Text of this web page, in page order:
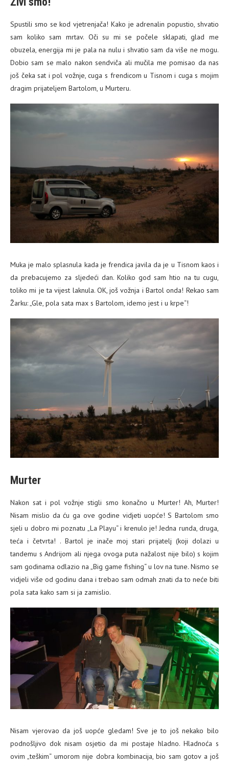
Spustili smo se kod vjetrenjača! Kako je adrenalin popustio, shvatio
sam koliko sam mrtav. Oči su mi se počele sklapati, glad me
obuzela, energija mi je pala na nulu i shvatio sam da više ne mogu.
Dobio sam se malo nakon sendviča ali mučila me pomisao da nas
još čeka sat i pol vožnje, cuga s frendicom u Tisnom i cuga s mojim
dragim prijateljem Bartolom, u Murteru.
Muka je malo splasnula kada je frendica javila da je u Tisnom kaos i
da prebacujemo za sljedeći dan. Koliko god sam htio na tu cugu,
toliko mi je ta vijest laknula. OK, još vožnja i Bartol onda! Rekao sam
Žarku: „Gle, pola sata max s Bartolom, idemo jest i u krpe“!
Murter
Nakon sat i pol vožnje stigli smo konačno u Murter! Ah, Murter!
Nisam mislio da ću ga ove godine vidjeti uopće! S Bartolom smo
sjeli u dobro mi poznatu „La Playu“ i krenulo je! Jedna runda, druga,
teća i četvrta! . Bartol je inače moj stari prijatelj (koji dolazi u
tandemu s Andrijom ali njega ovoga puta nažalost nije bilo) s kojim
sam godinama odlazio na „Big game fishing“ u lov na tune. Nismo se
vidjeli više od godinu dana i trebao sam odmah znati da to neće biti
pola sata kako sam si ja zamislio.
Nisam vjerovao da još uopće gledam! Sve je to još nekako bilo
podnošljivo dok nisam osjetio da mi postaje hladno. Hladnoća s
ovim „teškim“ umorom nije dobra kombinacija, bio sam gotov a još